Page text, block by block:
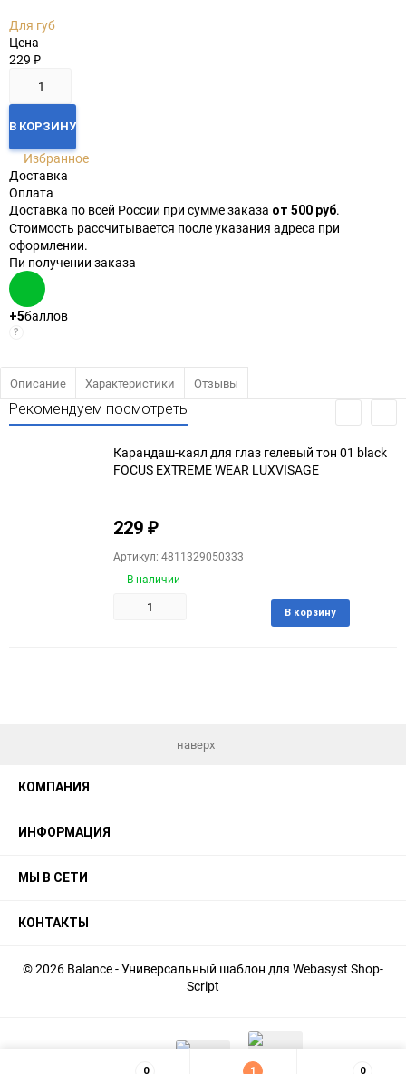
Для губ
Цена
229 ₽
В КОРЗИНУ
Избранное
Доставка
Оплата
Доставка по всей России при сумме заказа от 500 руб.
Стоимость рассчитывается после указания адреса при
оформлении.
Пи получении заказа
+5баллов
?
Описание Характеристики Отзывы
Рекомендуем посмотреть
Карандаш-каял для глаз гелевый тон 01 black
FOCUS EXTREME WEAR LUXVISAGE
229 ₽
Артикул: 4811329050333
В наличии
В корзину
наверх
КОМПАНИЯ
ИНФОРМАЦИЯ
МЫ В СЕТИ
КОНТАКТЫ
© 2026 Balance - Универсальный шаблон для Webasyst Shop-
Script
0 1 0